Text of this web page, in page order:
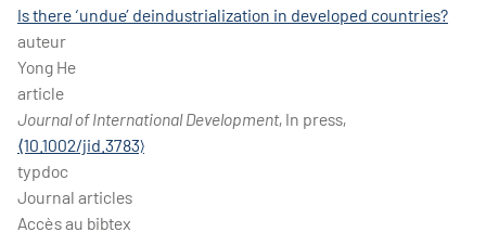
Is there ‘undue’ deindustrialization in developed countries?
auteur
Yong He
article
Journal of International Development, In press,
⟨10.1002/jid.3783⟩
typdoc
Journal articles
Accès au bibtex